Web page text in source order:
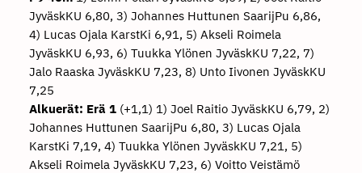
JyväskKU 6,80, 3) Johannes Huttunen SaarijPu 6,86,
4) Lucas Ojala KarstKi 6,91, 5) Akseli Roimela
JyväskKU 6,93, 6) Tuukka Ylönen JyväskKU 7,22, 7)
Jalo Raaska JyväskKU 7,23, 8) Unto Iivonen JyväskKU
7,25
Alkuerät: Erä 1(+1,1) 1) Joel Raitio JyväskKU 6,79, 2)
Johannes Huttunen SaarijPu 6,80, 3) Lucas Ojala
KarstKi 7,19, 4) Tuukka Ylönen JyväskKU 7,21, 5)
Akseli Roimela JyväskKU 7,23, 6) Voitto Veistämö